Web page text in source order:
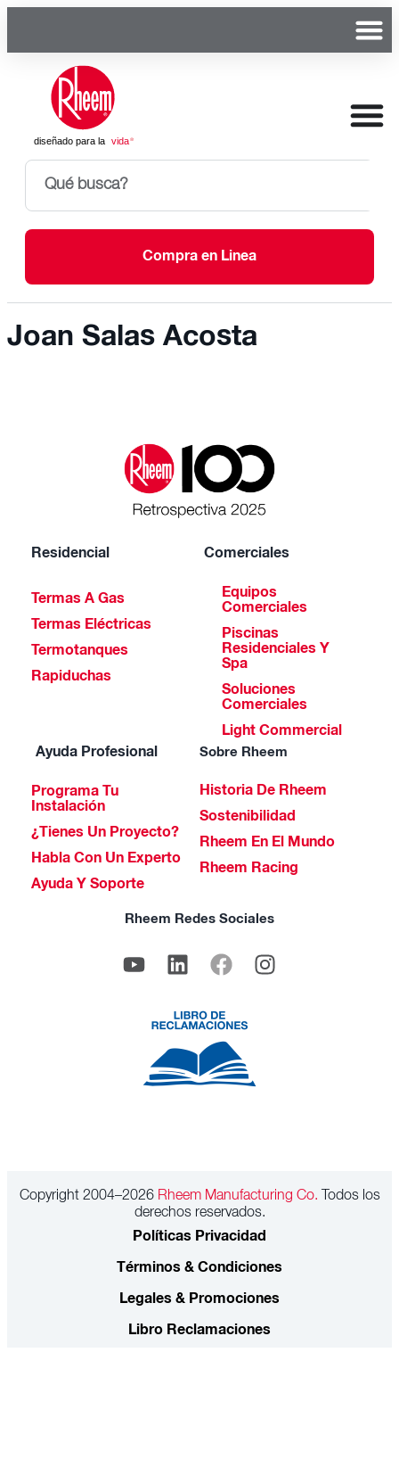
Compra en Linea
Joan Salas Acosta
Residencial
Termas A Gas
Termas Eléctricas
Termotanques
Rapiduchas
Comerciales
Equipos
Comerciales
Piscinas
Residenciales Y
Spa
Soluciones
Comerciales
Light Commercial
Ayuda Profesional
Programa Tu
Instalación
¿Tienes Un Proyecto?
Habla Con Un Experto
Ayuda Y Soporte
Sobre Rheem
Historia De Rheem
Sostenibilidad
Rheem En El Mundo
Rheem Racing
Rheem Redes Sociales
Copyright 2004–2026Rheem Manufacturing Co. Todos los
derechos reservados.
Políticas Privacidad
Términos & Condiciones
Legales & Promociones
Libro Reclamaciones